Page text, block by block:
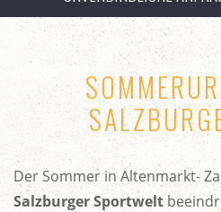
Der Sommer in Altenmarkt-
Salzburger Sportwelt